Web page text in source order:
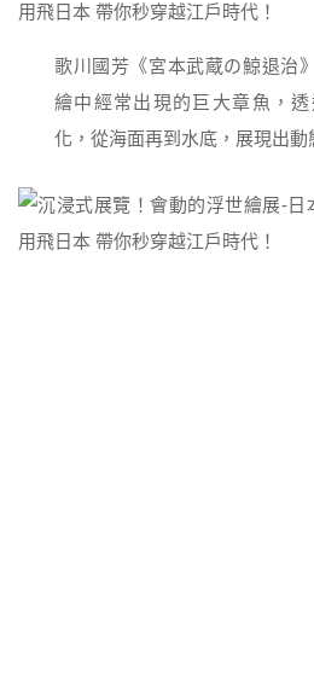
歌川國芳《宮本武蔵の鯨退治
繪中經常出現的巨大章魚，
化，從海面再到水底，展現出動